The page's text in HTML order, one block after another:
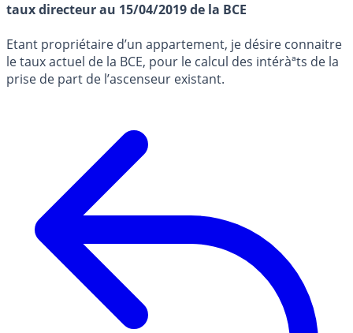
taux directeur au 15/04/2019 de la BCE
Etant propriétaire d’un appartement, je désire connaitre
le taux actuel de la BCE, pour le calcul des intéràªts de la
prise de part de l’ascenseur existant.